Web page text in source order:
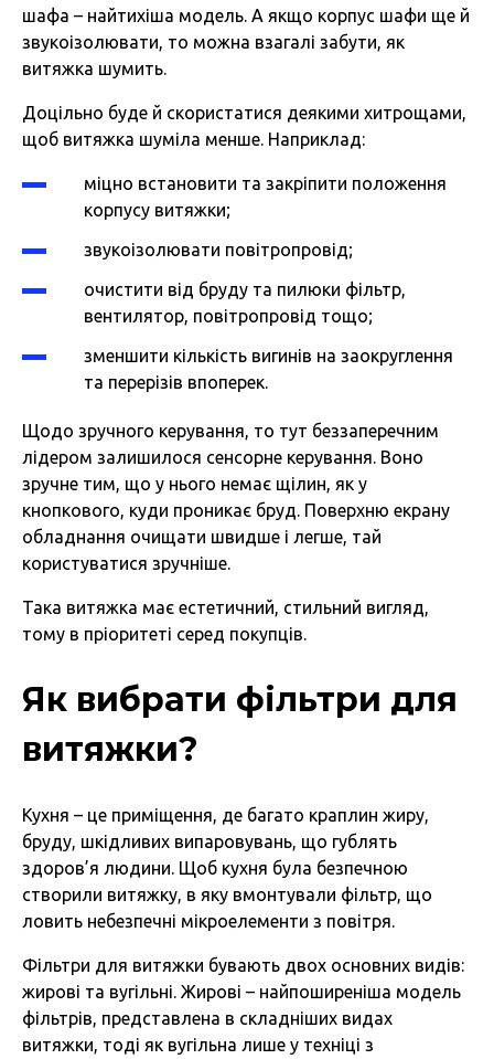
шафа – найтихіша модель. А якщо корпус шафи ще й
звукоізолювати, то можна взагалі забути, як
витяжка шумить.
Доцільно буде й скористатися деякими хитрощами,
щоб витяжка шуміла менше. Наприклад:
міцно встановити та закріпити положення
корпусу витяжки;
звукоізолювати повітропровід;
очистити від бруду та пилюки фільтр,
вентилятор, повітропровід тощо;
зменшити кількість вигинів на заокруглення
та перерізів впоперек.
Щодо зручного керування, то тут беззаперечним
лідером залишилося сенсорне керування. Воно
зручне тим, що у нього немає щілин, як у
кнопкового, куди проникає бруд. Поверхню екрану
обладнання очищати швидше і легше, тай
користуватися зручніше.
Така витяжка має естетичний, стильний вигляд,
тому в пріоритеті серед покупців.
Як вибрати фільтри для
витяжки?
Кухня – це приміщення, де багато краплин жиру,
бруду, шкідливих випаровувань, що гублять
здоров’я людини. Щоб кухня була безпечною
створили витяжку, в яку вмонтували фільтр, що
ловить небезпечні мікроелементи з повітря.
Фільтри для витяжки бувають двох основних видів:
жирові та вугільні. Жирові – найпоширеніша модель
фільтрів, представлена в складніших видах
витяжки, тоді як вугільна лише у техніці з